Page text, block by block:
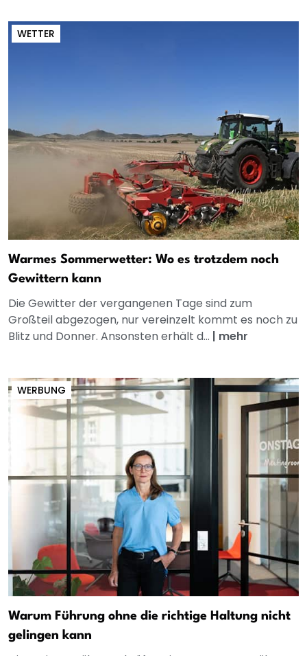
WETTER
Warmes Sommerwetter: Wo es trotzdem noch
Gewittern kann
Die Gewitter der vergangenen Tage sind zum
Großteil abgezogen, nur vereinzelt kommt es noch zu
Blitz und Donner. Ansonsten erhält d... | mehr
WERBUNG
Warum Führung ohne die richtige Haltung nicht
gelingen kann